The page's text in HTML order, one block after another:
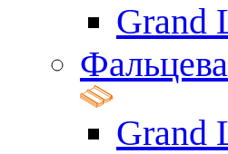
Grand
Grand